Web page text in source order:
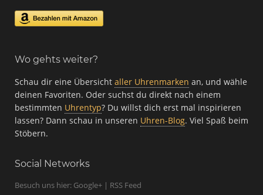
Wo gehts weiter?
Schau dir eine Übersicht aller Uhrenmarken an, und wähle
deinen Favoriten. Oder suchst du direkt nach einem
bestimmten Uhrentyp? Du willst dich erst mal inspirieren
lassen? Dann schau in unseren Uhren-Blog. Viel Spaß beim
Stöbern.
Social Networks
Besuch uns hier: Google+ | RSS Feed